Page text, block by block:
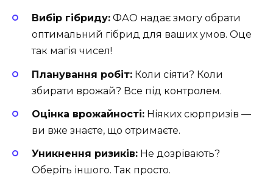
Вибір гібриду: ФАО надає змогу обрати
оптимальний гібрид для ваших умов. Оце
так магія чисел!
Планування робіт: Коли сіяти? Коли
збирати врожай? Все під контролем.
Оцінка врожайності: Ніяких сюрпризів —
ви вже знаєте, що отримаєте.
Уникнення ризиків: Не дозрівають?
Оберіть іншого. Так просто.